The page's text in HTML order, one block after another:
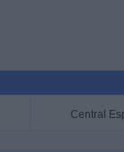
Central